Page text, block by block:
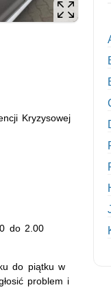
Kryzysowej
do 2.00
do piątku w
problem i